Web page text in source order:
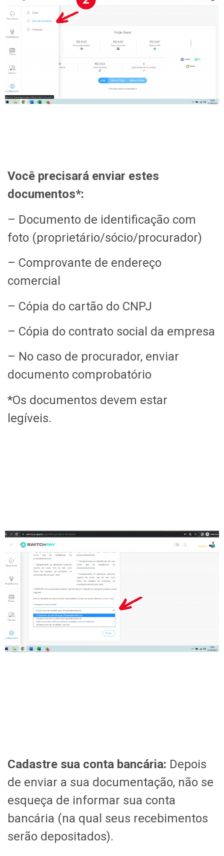
Você precisará enviar estes
documentos*:
– Documento de identificação com
foto (proprietário/sócio/procurador)
– Comprovante de endereço
comercial
– Cópia do cartão do CNPJ
– Cópia do contrato social da empresa
– No caso de procurador, enviar
documento comprobatório
*Os documentos devem estar
legíveis.
Cadastre sua conta bancária: Depois
de enviar a sua documentação, não se
esqueça de informar sua conta
bancária (na qual seus recebimentos
serão depositados).